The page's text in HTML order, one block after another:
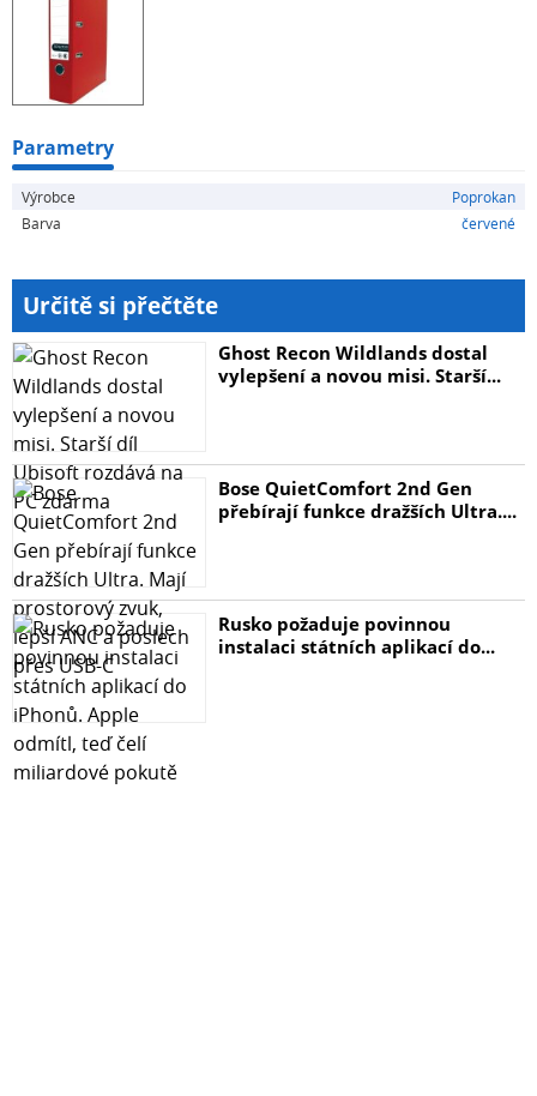
Parametry
Výrobce
Poprokan
Barva
červené
Určitě si přečtěte
Ghost Recon Wildlands dostal
vylepšení a novou misi. Starší...
Bose QuietComfort 2nd Gen
přebírají funkce dražších Ultra....
Rusko požaduje povinnou
instalaci státních aplikací do...